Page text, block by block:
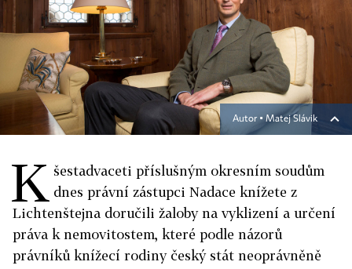
Autor ▪Matej Slávik
K šestadvaceti příslušným okresním soudům
dnes právní zástupci Nadace knížete z
Lichtenštejna doručili žaloby na vyklizení a určení
práva k nemovitostem, které podle názorů
právníků knížecí rodiny český stát neoprávněně